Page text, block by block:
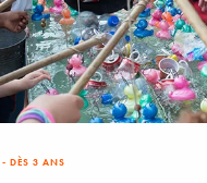
- DÈS 3 ANS